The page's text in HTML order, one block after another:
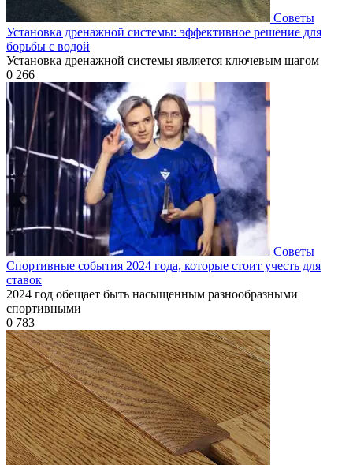
Советы
Установка дренажной системы: эффективное решение для
борьбы с водой
Установка дренажной системы является ключевым шагом
0 266
Советы
Спортивные события 2024 года, которые стоит учесть для
ставок
2024 год обещает быть насыщенным разнообразными
спортивными
0 783